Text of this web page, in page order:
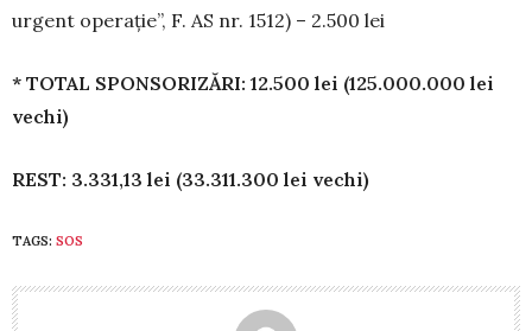
urgent operație”, F. AS nr. 1512) – 2.500 lei
* TOTAL SPONSORIZĂRI: 12.500 lei (125.000.000 lei
vechi)
REST: 3.331,13 lei (33.311.300 lei vechi)
TAGS: SOS